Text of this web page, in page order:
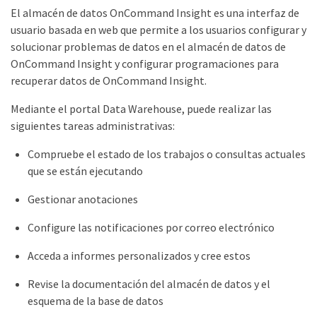
El almacén de datos OnCommand Insight es una interfaz de
usuario basada en web que permite a los usuarios configurar y
solucionar problemas de datos en el almacén de datos de
OnCommand Insight y configurar programaciones para
recuperar datos de OnCommand Insight.
Mediante el portal Data Warehouse, puede realizar las
siguientes tareas administrativas:
Compruebe el estado de los trabajos o consultas actuales
que se están ejecutando
Gestionar anotaciones
Configure las notificaciones por correo electrónico
Acceda a informes personalizados y cree estos
Revise la documentación del almacén de datos y el
esquema de la base de datos